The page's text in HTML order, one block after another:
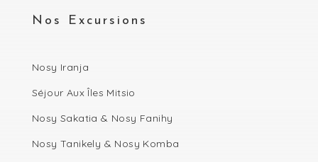
Nos Excursions
Nosy Iranja
Séjour Aux Îles Mitsio
Nosy Sakatia & Nosy Fanihy
Nosy Tanikely & Nosy Komba